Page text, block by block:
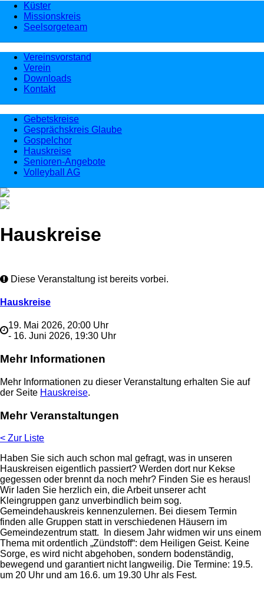
Küster
Missionskreis
Seelsorgeteam
Vereinsvorstand
Verein
Downloads
Kontakt
Gebetskreise
Gesprächskreis Glaube
Gospelchor
Hauskreise
Senioren-Angebote
Volleyball AG
Hauskreise
Diese Veranstaltung ist bereits vorbei.
Hauskreise
19. Mai 2026, 20:00 Uhr
- 16. Juni 2026, 19:30 Uhr
Mehr Informationen
Mehr Informationen zu dieser Veranstaltung erhalten Sie auf
der Seite Hauskreise.
Mehr Veranstaltungen
< Zur Liste
Haben Sie sich auch schon mal gefragt, was in unseren
Hauskreisen eigentlich passiert? Werden dort nur Kekse
gegessen oder brennt da noch mehr? Finden Sie es heraus!
Wir laden Sie herzlich ein, die Arbeit unserer acht
Kleingruppen ganz unverbindlich beim sog.
Gemeindehauskreis kennenzulernen. Bei diesem Termin
finden alle Gruppen statt in verschiedenen Häusern im
Gemeindezentrum statt. In diesem Jahr widmen wir uns einem
Thema mit ordentlich „Zündstoff“: dem Heiligen Geist. Keine
Sorge, es wird nicht abgehoben, sondern bodenständig,
bewegend und garantiert nicht langweilig. Die Termine: 19.5.
um 20 Uhr und am 16.6. um 19.30 Uhr als Fest.